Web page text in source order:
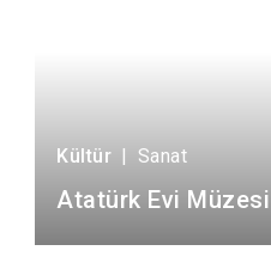
Kültür | Sanat
Atatürk Evi Müzesi